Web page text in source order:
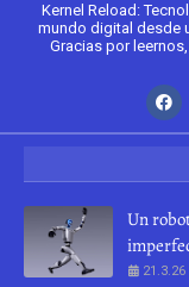
Kernel Reload:
mundo digital desde
Gracias por
Un
21.3.26